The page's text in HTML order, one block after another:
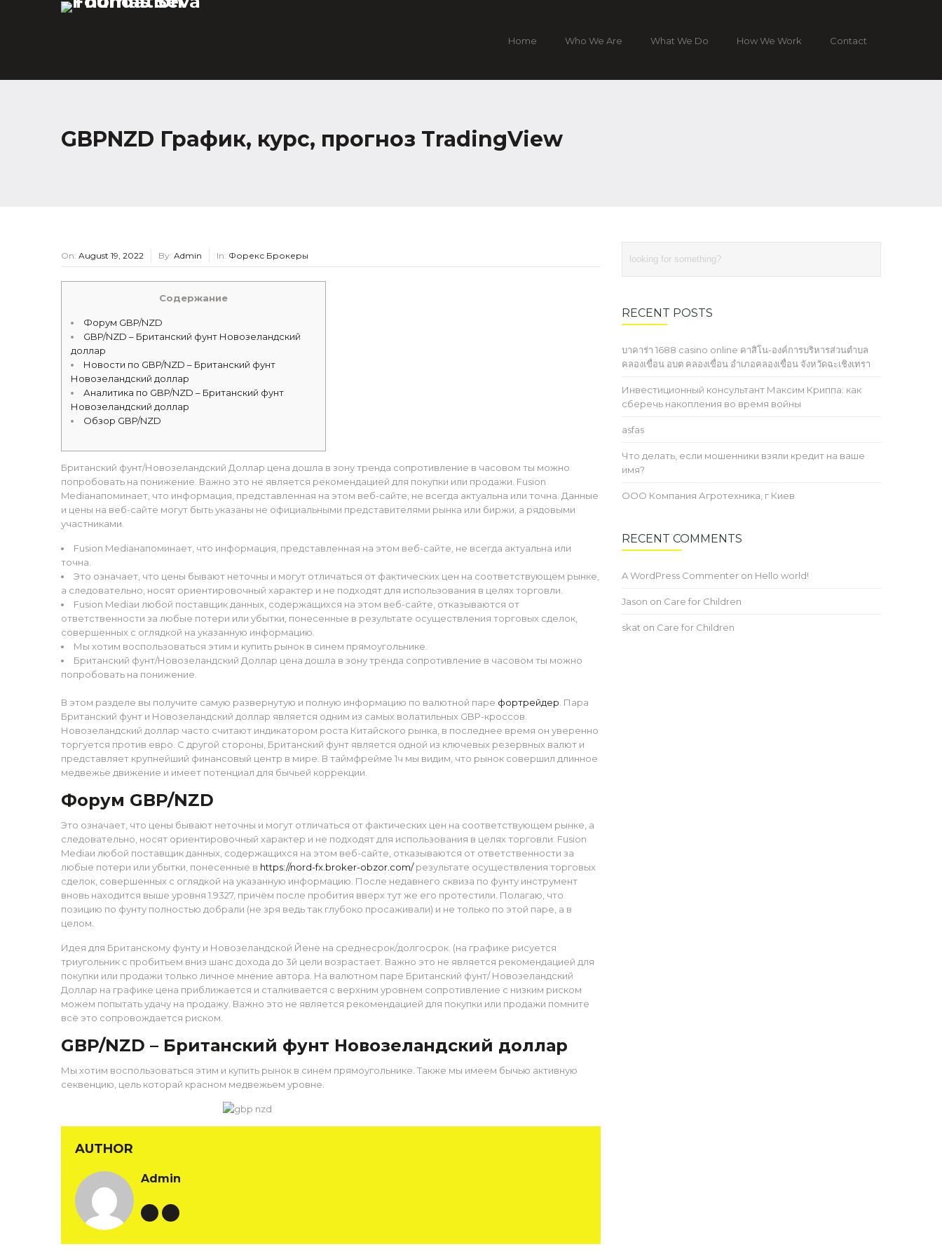
Home Who We Are What We Do How We Work Contact
GBPNZD График, курс, прогноз TradingView
On: August 19, 2022 By: Admin In: Форекс Брокеры
Содержание
Форум GBP/NZD
GBP/NZD – Британский фунт Новозеландский
доллар
Новости по GBP/NZD – Британский фунт
Новозеландский доллар
Аналитика по GBP/NZD – Британский фунт
Новозеландский доллар
Обзор GBP/NZD
Британский фунт/Новозеландский Доллар цена дошла в зону тренда сопротивление в часовом ты можно
попробовать на понижение. Важно это не является рекомендацией для покупки или продажи. Fusion
Mediaнапоминает, что информация, представленная на этом веб-сайте, не всегда актуальна или точна. Данные
и цены на веб-сайте могут быть указаны не официальными представителями рынка или биржи, а рядовыми
участниками.
Fusion Mediaнапоминает, что информация, представленная на этом веб-сайте, не всегда актуальна или
точна.
Это означает, что цены бывают неточны и могут отличаться от фактических цен на соответствующем рынке,
а следовательно, носят ориентировочный характер и не подходят для использования в целях торговли.
Fusion Mediaи любой поставщик данных, содержащихся на этом веб-сайте, отказываются от
ответственности за любые потери или убытки, понесенные в результате осуществления торговых сделок,
совершенных с оглядкой на указанную информацию.
Мы хотим воспользоваться этим и купить рынок в синем прямоугольнике.
Британский фунт/Новозеландский Доллар цена дошла в зону тренда сопротивление в часовом ты можно
попробовать на понижение.
В этом разделе вы получите самую развернутую и полную информацию по валютной паре фортрейдер . Пара
Британский фунт и Новозеландский доллар является одним из самых волатильных GBP-кроссов.
Новозеландский доллар часто считают индикатором роста Китайского рынка, в последнее время он уверенно
торгуется против евро. С другой стороны, Британский фунт является одной из ключевых резервных валют и
представляет крупнейший финансовый центр в мире. В таймфрейме 1ч мы видим, что рынок совершил длинное
медвежье движение и имеет потенциал для бычьей коррекции.
Форум GBP/NZD
Это означает, что цены бывают неточны и могут отличаться от фактических цен на соответствующем рынке, а
следовательно, носят ориентировочный характер и не подходят для использования в целях торговли. Fusion
Mediaи любой поставщик данных, содержащихся на этом веб-сайте, отказываются от ответственности за
любые потери или убытки, понесенные в https://nord-fx.broker-obzor.com/результате осуществления торговых
сделок, совершенных с оглядкой на указанную информацию. После недавнего сквиза по фунту инструмент
вновь находится выше уровня 1.9327, причём после пробития вверх тут же его протестили. Полагаю, что
позицию по фунту полностью добрали (не зря ведь так глубоко просаживали) и не только по этой паре, а в
целом.
Идея для Британскому фунту и Новозеландской Йене на среднесрок/долгосрок. (на графике рисуется
триугольник с пробитьем вниз шанс дохода до 3й цели возрастает. Важно это не является рекомендацией для
покупки или продажи только личное мнение автора. На валютном паре Британский фунт/ Новозеландский
Доллар на графике цена приближается и сталкивается с верхним уровнем сопротивление с низким риском
можем попытать удачу на продажу. Важно это не является рекомендацией для покупки или продажи помните
всё это сопровождается риском.
GBP/NZD – Британский фунт Новозеландский доллар
Мы хотим воспользоваться этим и купить рынок в синем прямоугольнике. Также мы имеем бычью активную
секвенцию, цель которай красном медвежьем уровне.
AUTHOR
Admin
Website
RECENT POSTS
บาคาร่า 1688 casino online คาสิโน-องค์การบริหารส่วนตำบล
คลองเขื่อน อบต คลองเขื่อน อำเภอคลองเขื่อน จังหวัดฉะเชิงเทรา
Инвестиционный консультант Максим Криппа: как
сберечь накопления во время войны
asfas
Что делать, если мошенники взяли кредит на ваше
имя?
ООО Компания Агротехника, г Киев
RECENT COMMENTS
A WordPress Commenter on Hello world!
Jason on Care for Children
skat on Care for Children